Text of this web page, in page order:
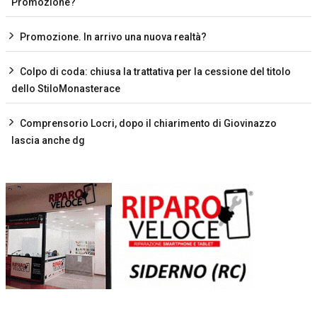
Promozione. In arrivo una nuova realtà?
Colpo di coda: chiusa la trattativa per la cessione del titolo
dello StiloMonasterace
Comprensorio Locri, dopo il chiarimento di Giovinazzo
lascia anche dg